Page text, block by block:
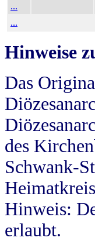
...
...
Hinweise
Das
des
Schwank-
Hinweis:
erlaubt.